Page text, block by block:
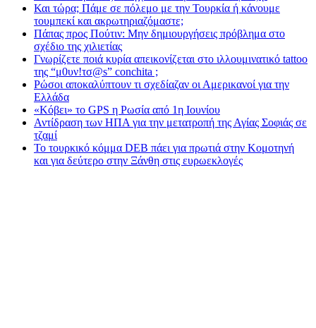
Και τώρα; Πάμε σε πόλεμο με την Τουρκία ή κάνουμε
τουμπεκί και ακρωτηριαζόμαστε;
Πάπας προς Πούτιν: Μην δημιουργήσεις πρόβλημα στο
σχέδιο της χιλιετίας
Γνωρίζετε ποιά κυρία απεικονίζεται στο ιλλουμινατικό tattoo
της “μ0υν!τσ@s” conchita ;
Ρώσοι αποκαλύπτουν τι σχεδίαζαν οι Αμερικανοί για την
Ελλάδα
«Κόβει» το GPS η Ρωσία από 1η Ιουνίου
Αντίδραση των ΗΠΑ για την μετατροπή της Αγίας Σοφιάς σε
τζαμί
Το τουρκικό κόμμα DEB πάει για πρωτιά στην Κομοτηνή
και για δεύτερο στην Ξάνθη στις ευρωεκλογές